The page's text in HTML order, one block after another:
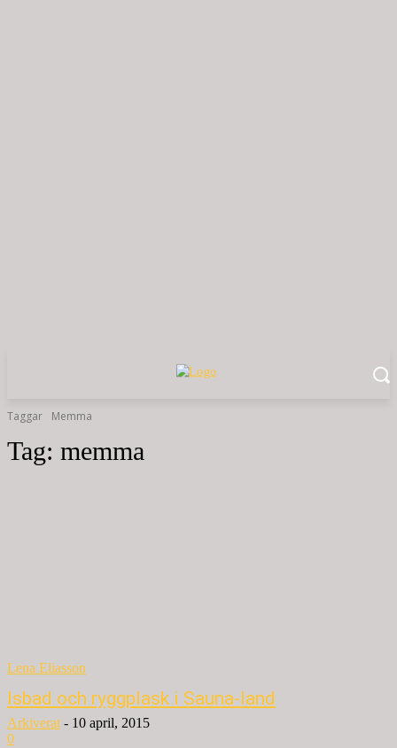
Taggar Memma
Tag: memma
Lena Eliasson
Isbad och ryggplask i Sauna-land
Arkiverat - 10 april, 2015
0